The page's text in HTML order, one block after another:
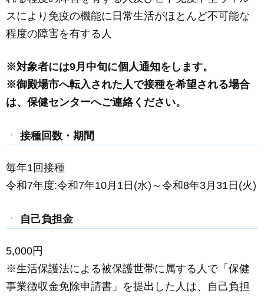
スにより免疫の機能に日常生活がほとんど不可能な
程度の障害を有する人
※対象者には9月中旬に個人通知をします。
※御殿場市へ転入された人で接種を希望される場合
は、保健センターへご連絡ください。
接種回数・期間
毎年1回接種
令和7年度:令和7年10月1日(水)～令和8年3月31日(火)
自己負担金
5,000円
※生活保護法による被保護世帯に属する人で「保健
事業徴収金免除申請書」を提出した人は、自己負担